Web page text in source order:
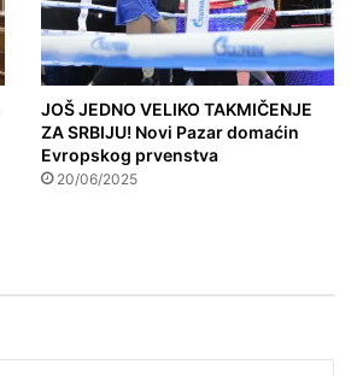
JOŠ JEDNO VELIKO TAKMIČENJE
ZA SRBIJU! Novi Pazar domaćin
Evropskog prvenstva
20/06/2025